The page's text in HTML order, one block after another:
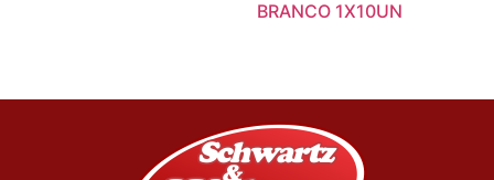
BRANCO 1X10UN